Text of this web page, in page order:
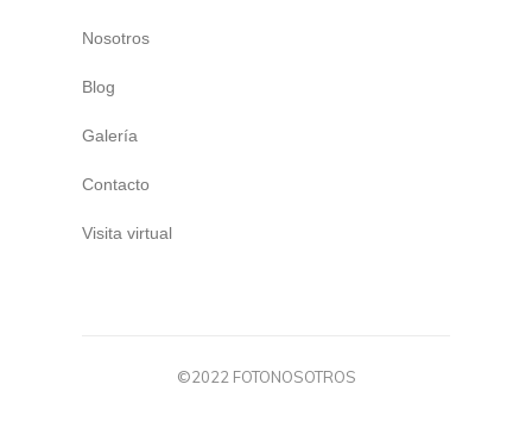
Nosotros
Blog
Galería
Contacto
Visita virtual
©2022 FOTONOSOTROS